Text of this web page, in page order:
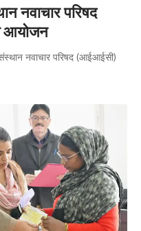
नवाचार परिषद
आयोजन
नवाचार परिषद (आईआईसी)